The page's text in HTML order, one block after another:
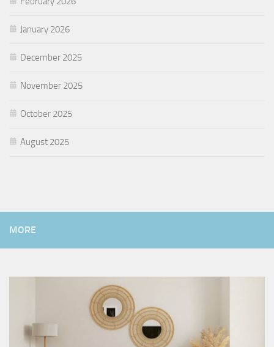
January 2026
December 2025
November 2025
October 2025
August 2025
MORE